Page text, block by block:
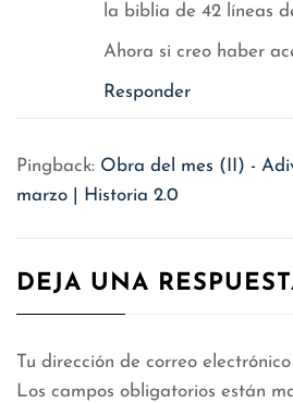
la biblia de 42 líneas
Ahora si creo haber
Responder
Pingback: Obra del mes (II) -
marzo | Historia 2.0
DEJA UNA
Tu dirección de correo
Los campos obligatorios están